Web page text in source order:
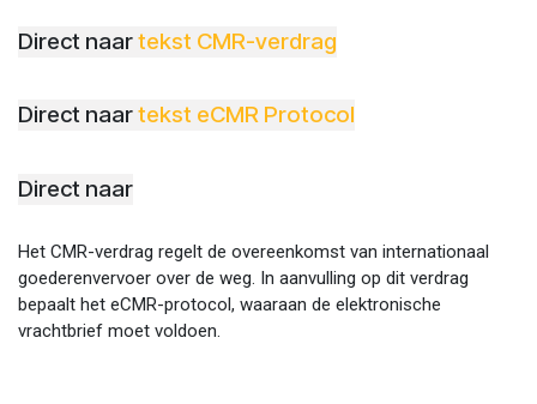
Direct naartekst CMR-verdrag
Direct naartekst eCMR Protocol
Direct naar
Het CMR-verdrag regelt de overeenkomst van internationaal
goederenvervoer over de weg. In aanvulling op dit verdrag
bepaalt het eCMR-protocol, waaraan de elektronische
vrachtbrief moet voldoen.